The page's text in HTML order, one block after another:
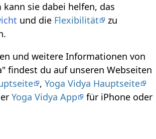
kann sie dabei helfen, das
und die Flexibilität
zu
und weitere Informationen von
findest du auf unseren Webseiten
,Yoga Vidya Hauptseite
Yoga Vidya App
für iPhone oder